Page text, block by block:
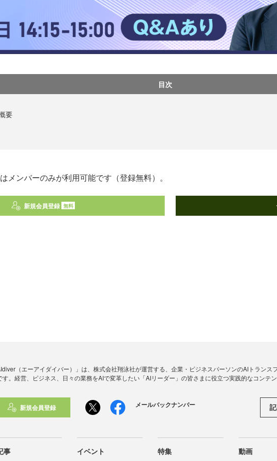
目次
要
メンバーのみが利用可能です（登録無料）。
新規会員登録 無料
（エーアイダイバー）」は、株式会社翔泳社が運営する、企業・ビジネスパーソンのAIトラン
す。経営、ビジネス、日々の業務をAIで変革したい「AIリーダー」の皆さまに役立つ実践的なコンテ
新規会員登録 メールバックナンバー
事 イベント 特集 動画